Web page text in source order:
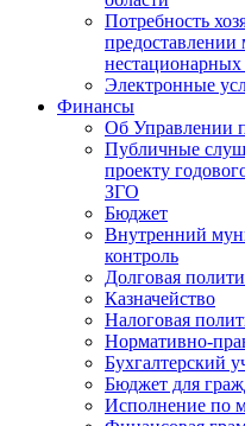
Потребность
предоставлении
нестационарных
Электронные
Финансы
Об Управлении
Публичные
проекту
ЗГО
Бюджет
Внутренний
контроль
Долговая
Казначейство
Налоговая
Нормативно-
Бухгалтерский
Бюджет для
Исполнение по